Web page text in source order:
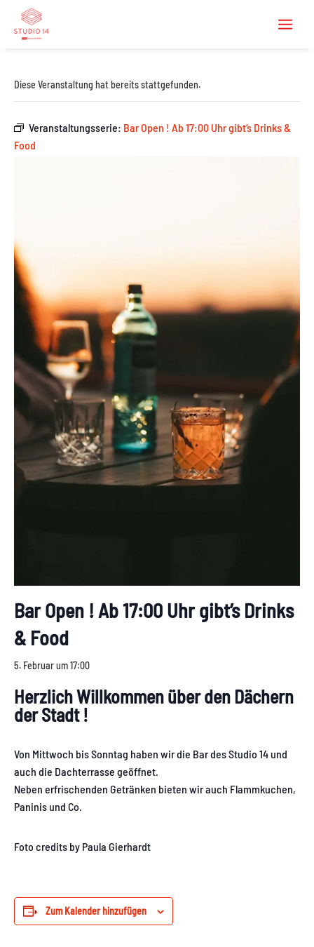
Diese Veranstaltung hat bereits stattgefunden.
Veranstaltungsserie: Bar Open ! Ab 17:00 Uhr gibt’s Drinks &
Food
Bar Open ! Ab 17:00 Uhr gibt’s Drinks
& Food
5. Februar um 17:00
Herzlich Willkommen über den Dächern
der Stadt !
Von Mittwoch bis Sonntag haben wir die Bar des Studio 14 und
auch die Dachterrasse geöffnet.
Neben erfrischenden Getränken bieten wir auch Flammkuchen,
Paninis und Co.
Foto credits by Paula Gierhardt
Zum Kalender hinzufügen